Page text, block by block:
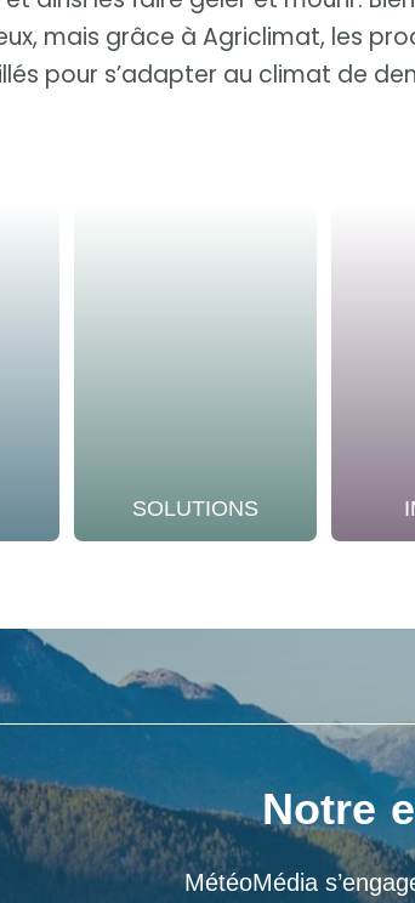
mais grâce à Agriclimat, les
pour s’adapter au climat de
SOLUTIONS
Notre
MétéoMédia